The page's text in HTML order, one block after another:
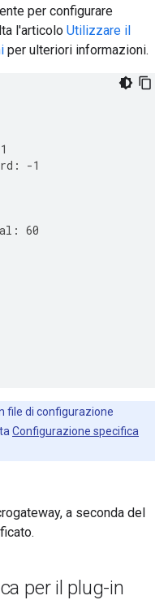
per configurare
l'articolo Utilizzare il
per ulteriori informazioni.
1
: -1
: 60
file di configurazione
Configurazione specifica
a seconda del
per il plug-in